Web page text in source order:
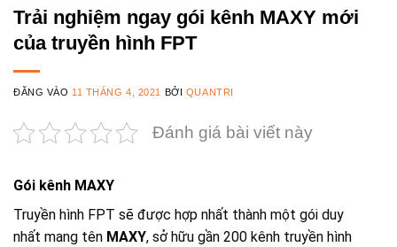
Trải nghiệm ngay gói kênh MAXY mới
của truyền hình FPT
ĐĂNG VÀO 11 THÁNG 4, 2021 BỞI QUANTRI
Đánh giá bài viết này
Gói kênh MAXY
Truyền hình FPT sẽ được hợp nhất thành một gói duy
nhất mang tên MAXY, sở hữu gần 200 kênh truyền hình